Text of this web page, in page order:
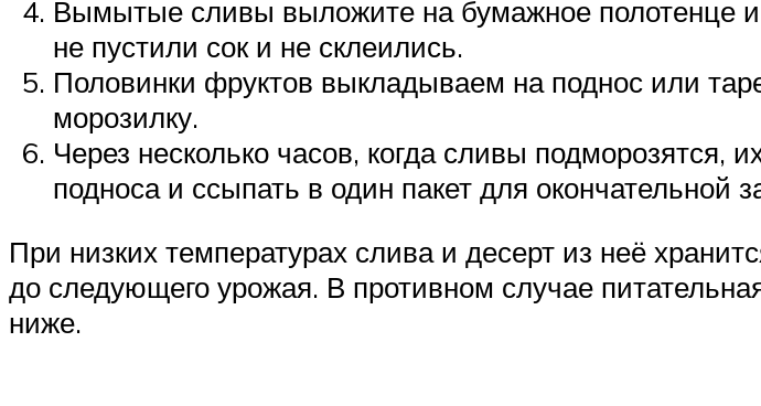
Вымытые сливы выложите на бумажное полотенце
не пустили сок и не склеились.
Половинки фруктов выкладываем на поднос или
морозилку.
Через несколько часов, когда сливы подморозятся,
подноса и ссыпать в один пакет для окончательной
При низких температурах слива и десерт из неё
до следующего урожая. В противном случае
ниже.